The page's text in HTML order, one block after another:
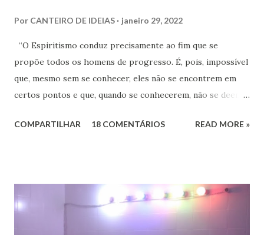
Por CANTEIRO DE IDEIAS janeiro 29, 2022
“O Espiritismo conduz precisamente ao fim que se
propõe todos os homens de progresso. É, pois, impossível
que, mesmo sem se conhecer, eles não se encontrem em
certos pontos e que, quando se conhecerem, não se deem -
inimigos comuns: os preconceitos sociais, a rotina, o
mais rico e produtivo por ele nos é ofertado. As relações
que a Doutrina Espírita estabelece com as questões sociais
e as ciências humanas, nos faculta, nos muni de
COMPARTILHAR 18 COMENTÁRIOS READ MORE »